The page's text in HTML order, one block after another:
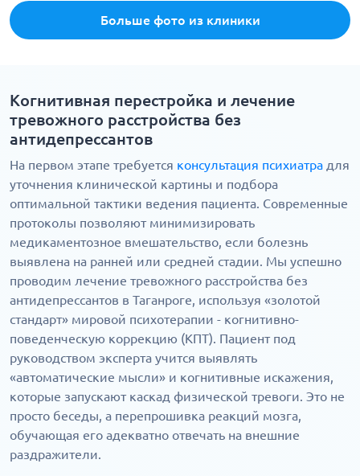
Больше фото из клиники
Когнитивная перестройка и лечение
тревожного расстройства без
антидепрессантов
На первом этапе требуется консультация психиатра для
уточнения клинической картины и подбора
оптимальной тактики ведения пациента. Современные
протоколы позволяют минимизировать
медикаментозное вмешательство, если болезнь
выявлена на ранней или средней стадии. Мы успешно
проводим лечение тревожного расстройства без
антидепрессантов в Таганроге, используя «золотой
стандарт» мировой психотерапии - когнитивно-
поведенческую коррекцию (КПТ). Пациент под
руководством эксперта учится выявлять
«автоматические мысли» и когнитивные искажения,
которые запускают каскад физической тревоги. Это не
просто беседы, а перепрошивка реакций мозга,
обучающая его адекватно отвечать на внешние
раздражители.